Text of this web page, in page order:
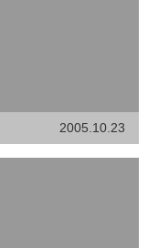
2005.10.23